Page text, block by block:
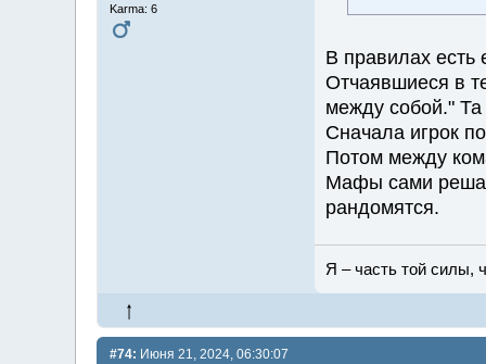
Karma: 6
В правилах
Отчаявшиеся в
между собой."
Сначала игрок
Потом между
Мафы сами
рандомятся.
Я – часть той силы,
#74: Июня 21, 2024, 06:30:07